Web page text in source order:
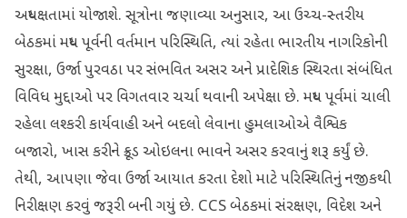
અધ્યક્ષતામાં યોજાશે. સૂત્રોના જણાવ્યા અનુસાર, આ ઉચ્ચ-સ્તરીય
બેઠકમાં મધ્ય પૂર્વની વર્તમાન પરિસ્થિતિ, ત્યાં રહેતા ભારતીય નાગરિકોની
સુરક્ષા, ઉર્જા પુરવઠા પર સંભવિત અસર અને પ્રાદેશિક સ્થિરતા સંબંધિત
વિવિધ મુદ્દાઓ પર વિગતવાર ચર્ચા થવાની અપેક્ષા છે. મધ્ય પૂર્વમાં ચાલી
રહેલા લશ્કરી કાર્યવાહી અને બદલો લેવાના હુમલાઓએ વૈશ્વિક
બજારો, ખાસ કરીને ક્રૂડ ઓઇલના ભાવને અસર કરવાનું શરૂ કર્યું છે.
તેથી, આપણા જેવા ઉર્જા આયાત કરતા દેશો માટે પરિસ્થિતિનું નજીકથી
નિરીક્ષણ કરવું જરૂરી બની ગયું છે. CCS બેઠકમાં સંરક્ષણ, વિદેશ અને